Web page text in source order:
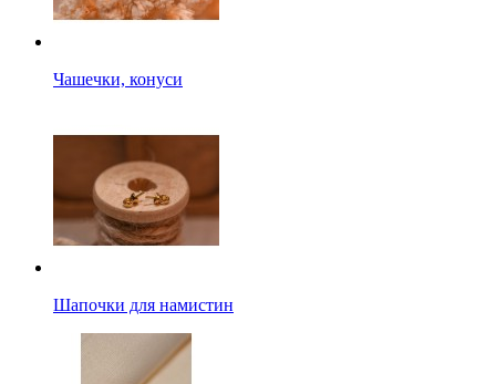
Чашечки, конуси
Шапочки для намистин